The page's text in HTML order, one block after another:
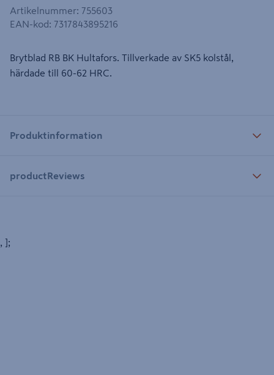
Artikelnummer: 755603
EAN-kod: 7317843895216
Brytblad RB BK Hultafors. Tillverkade av SK5 kolstål,
härdade till 60-62 HRC.
Produktinformation
productReviews
, ];